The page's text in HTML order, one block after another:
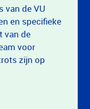
van de VU
en specifieke
van de
voor
zijn op